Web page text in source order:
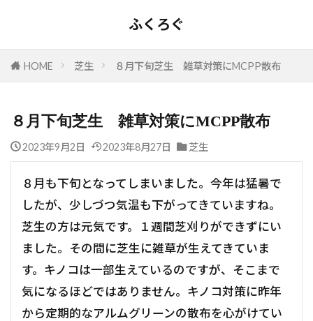
ふくろぐ
HOME 芝生 ８月下旬芝生 雑草対策にMCPP散布
８月下旬芝生 雑草対策にMCPP散布
2023年9月2日 2023年8月27日 芝生
８月も下旬となってしまいました。今年は猛暑で
したが、少しづつ気温も下がってきていますね。
芝生の方は元気です。１週間芝刈りができずにい
ました。その間に芝生に雑草が生えてきていま
す。キノコは一部生えているのですが、そこまで
気になるほどではありません。キノコ対策に昨年
から定期的なアルムグリーンの散布を心がけてい